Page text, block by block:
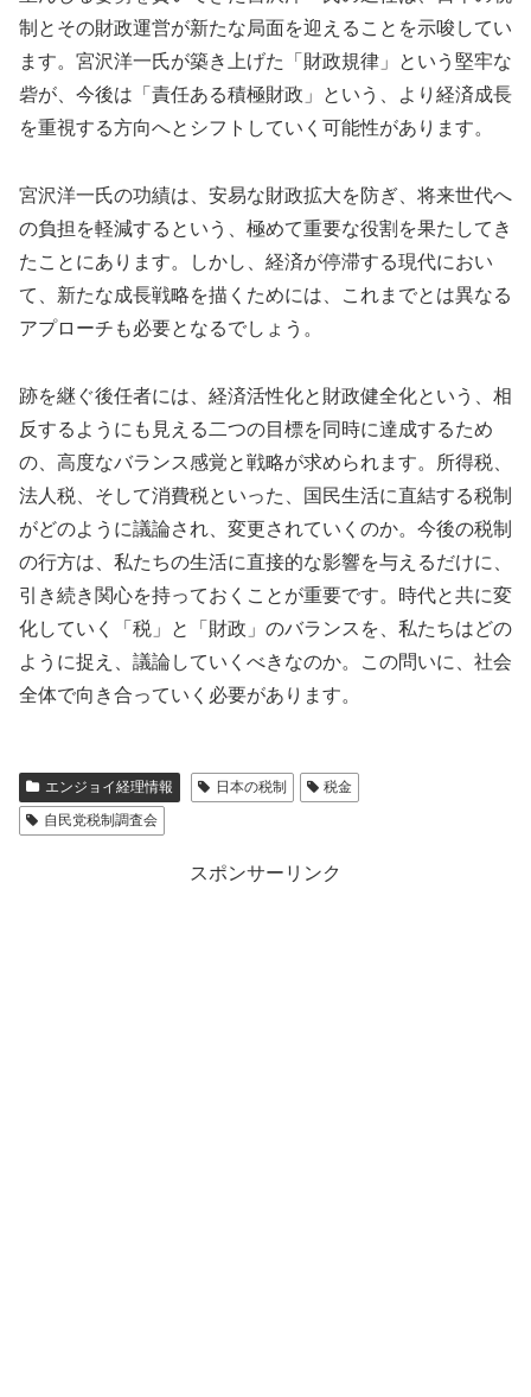
制とその財政運営が新たな局面を迎えることを示唆してい
ます。宮沢洋一氏が築き上げた「財政規律」という堅牢な
砦が、今後は「責任ある積極財政」という、より経済成長
を重視する方向へとシフトしていく可能性があります。
宮沢洋一氏の功績は、安易な財政拡大を防ぎ、将来世代へ
の負担を軽減するという、極めて重要な役割を果たしてき
たことにあります。しかし、経済が停滞する現代におい
て、新たな成長戦略を描くためには、これまでとは異なる
アプローチも必要となるでしょう。
跡を継ぐ後任者には、経済活性化と財政健全化という、相
反するようにも見える二つの目標を同時に達成するため
の、高度なバランス感覚と戦略が求められます。所得税、
法人税、そして消費税といった、国民生活に直結する税制
がどのように議論され、変更されていくのか。今後の税制
の行方は、私たちの生活に直接的な影響を与えるだけに、
引き続き関心を持っておくことが重要です。時代と共に変
化していく「税」と「財政」のバランスを、私たちはどの
ように捉え、議論していくべきなのか。この問いに、社会
全体で向き合っていく必要があります。
エンジョイ経理情報 日本の税制
税金
自民党税制調査会
スポンサーリンク